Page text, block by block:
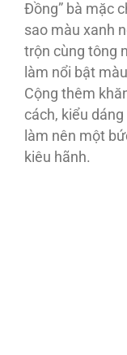
Đồng” bà mặc
sao màu xanh
trộn cùng tông
làm nổi bật
Cộng thêm
cách, kiểu
làm nên một
kiêu hãnh.